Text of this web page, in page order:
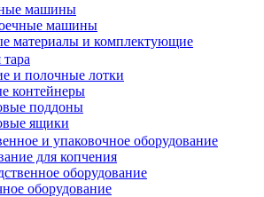
машины
машины
материалы и комплектующие
и полочные лотки
контейнеры
поддоны
ящики
и упаковочное оборудование
для копчения
оборудование
оборудование